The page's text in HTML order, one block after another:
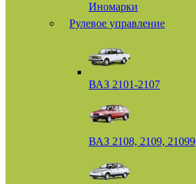
Иномарки
Рулевое управление
ВАЗ 2101-2107
ВАЗ 2108, 2109, 21099